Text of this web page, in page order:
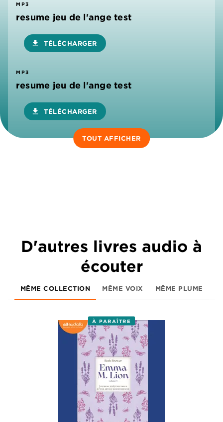
MP3
resume jeu de l'ange test
download TÉLÉCHARGER
MP3
resume jeu de l'ange test
download TÉLÉCHARGER
TOUT AFFICHER
D'autres livres audio à
écouter
MÊME COLLECTION MÊME VOIX MÊME PLUME
À PARAÎTRE